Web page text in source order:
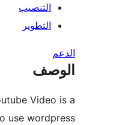
Reponsive Youtube
simple, easy to use